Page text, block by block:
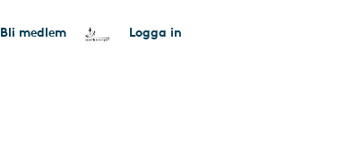
Bli medlem Logga in